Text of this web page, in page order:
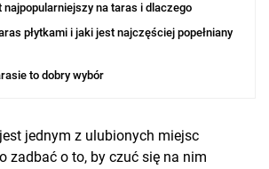
najpopularniejszy na taras i dlaczego
płytkami i jaki jest najczęściej popełniany
to dobry wybór
jednym z ulubionych miejsc
zadbać o to, by czuć się na nim